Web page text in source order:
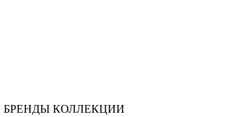
БРЕНДЫ КОЛЛЕКЦИИ